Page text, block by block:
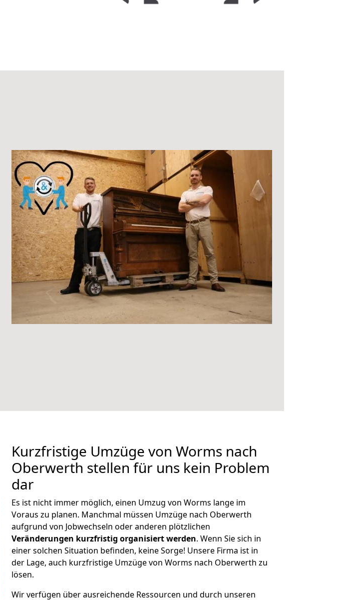
Kurzfristige Umzüge von Worms nach
Oberwerth stellen für uns kein Problem
dar
Es ist nicht immer möglich, einen Umzug von Worms lange im
Voraus zu planen. Manchmal müssen Umzüge nach Oberwerth
aufgrund von Jobwechseln oder anderen plötzlichen
Veränderungen kurzfristig organisiert werden. Wenn Sie sich in
einer solchen Situation befinden, keine Sorge! Unsere Firma ist in
der Lage, auch kurzfristige Umzüge von Worms nach Oberwerth zu
lösen.
Wir verfügen über ausreichende Ressourcen und durch unseren